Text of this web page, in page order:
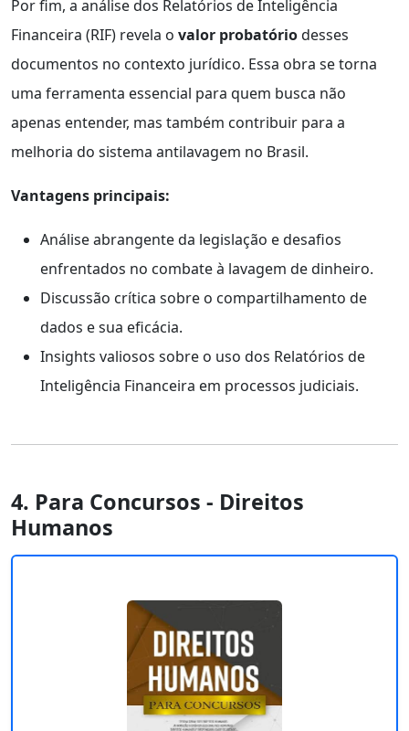
Por fim, a análise dos Relatórios de Inteligência
Financeira (RIF) revela o valor probatóriodesses
documentos no contexto jurídico. Essa obra se torna
uma ferramenta essencial para quem busca não
apenas entender, mas também contribuir para a
melhoria do sistema antilavagem no Brasil.
Vantagens principais:
Análise abrangente da legislação e desafios
enfrentados no combate à lavagem de dinheiro.
Discussão crítica sobre o compartilhamento de
dados e sua eficácia.
Insights valiosos sobre o uso dos Relatórios de
Inteligência Financeira em processos judiciais.
4. Para Concursos - Direitos
Humanos